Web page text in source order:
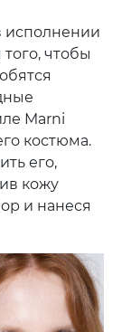
исполнении
чтобы
Marni
костюма.
его,
кожу
и нанеся